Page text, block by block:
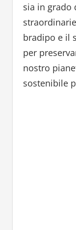
sia in grado
bradipo e il
per
nostro
sostenibile